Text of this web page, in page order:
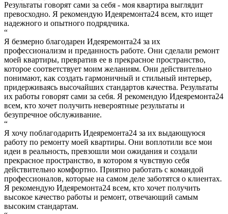
Результаты говорят сами за себя - моя квартира выглядит
превосходно. Я рекомендую Идеяремонта24 всем, кто ищет
надежного и опытного подрядчика.
“
Я безмерно благодарен Идеяремонта24 за их
профессионализм и преданность работе. Они сделали ремонт
моей квартиры, превратив ее в прекрасное пространство,
которое соответствует моим желаниям. Они действительно
понимают, как создать гармоничный и стильный интерьер,
придерживаясь высочайших стандартов качества. Результаты
их работы говорят сами за себя. Я рекомендую Идеяремонта24
всем, кто хочет получить невероятные результаты и
безупречное обслуживание.
“
Я хочу поблагодарить Идеяремонта24 за их выдающуюся
работу по ремонту моей квартиры. Они воплотили все мои
идеи в реальность, превзошли мои ожидания и создали
прекрасное пространство, в котором я чувствую себя
действительно комфортно. Приятно работать с командой
профессионалов, которые на самом деле заботятся о клиентах.
Я рекомендую Идеяремонта24 всем, кто хочет получить
высокое качество работы и ремонт, отвечающий самым
высоким стандартам.